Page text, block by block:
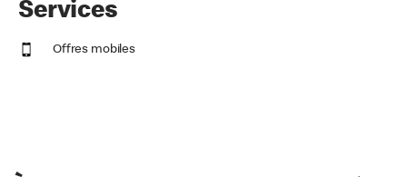
Services
Offres mobiles